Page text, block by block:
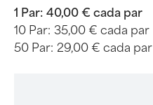
1 Par: 40,00 € cada par
10 Par: 35,00 € cada par
50 Par: 29,00 € cada par